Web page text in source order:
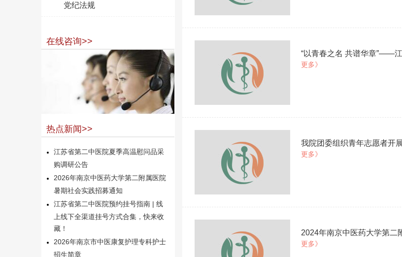
党纪法规
在线咨询>>
热点新闻>>
江苏省第二中医院夏季高温慰问品采
购调研公告
2026年南京中医药大学第二附属医院
暑期社会实践招募通知
江苏省第二中医院预约挂号指南 | 线
上线下全渠道挂号方式合集，快来收
藏！
2026年南京市中医康复护理专科护士
招生简章
“以青春之名 共谱华章”——
更多》
我院团委组织青年志愿者开
更多》
2024年南京中医药大学第二
更多》